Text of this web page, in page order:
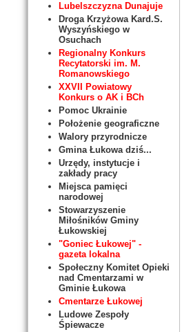
Lubelszczyzna Dunajuje
Droga Krzyżowa Kard.S.
Wyszyńskiego w
Osuchach
Regionalny Konkurs
Recytatorski im. M.
Romanowskiego
XXVII Powiatowy
Konkurs o AK i BCh
Pomoc Ukrainie
Położenie geograficzne
Walory przyrodnicze
Gmina Łukowa dziś...
Urzędy, instytucje i
zakłady pracy
Miejsca pamięci
narodowej
Stowarzyszenie
Miłośników Gminy
Łukowskiej
"Goniec Łukowej" -
gazeta lokalna
Społeczny Komitet Opieki
nad Cmentarzami w
Gminie Łukowa
Cmentarze Łukowej
Ludowe Zespoły
Śpiewacze